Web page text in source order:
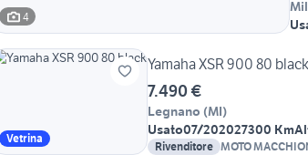
4
Vetrina
Yamaha XSR 900 80 black
7.490 €
Legnano (MI)
Usato07/202027300 Km
Rivenditore MOTO